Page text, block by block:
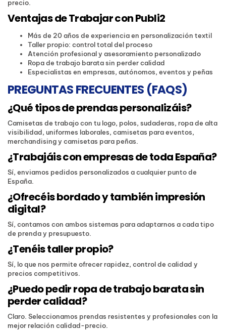
precio.
Ventajas de Trabajar con Publi2
Más de 20 años de experiencia en personalización textil
Taller propio: control total del proceso
Atención profesional y asesoramiento personalizado
Ropa de trabajo barata sin perder calidad
Especialistas en empresas, autónomos, eventos y peñas
PREGUNTAS FRECUENTES (FAQS)
¿Qué tipos de prendas personalizáis?
Camisetas de trabajo con tu logo, polos, sudaderas, ropa de alta
visibilidad, uniformes laborales, camisetas para eventos,
merchandising y camisetas para peñas.
¿Trabajáis con empresas de toda España?
Sí, enviamos pedidos personalizados a cualquier punto de
España.
¿Ofrecéis bordado y también impresión
digital?
Sí, contamos con ambos sistemas para adaptarnos a cada tipo
de prenda y presupuesto.
¿Tenéis taller propio?
Sí, lo que nos permite ofrecer rapidez, control de calidad y
precios competitivos.
¿Puedo pedir ropa de trabajo barata sin
perder calidad?
Claro. Seleccionamos prendas resistentes y profesionales con la
mejor relación calidad-precio.